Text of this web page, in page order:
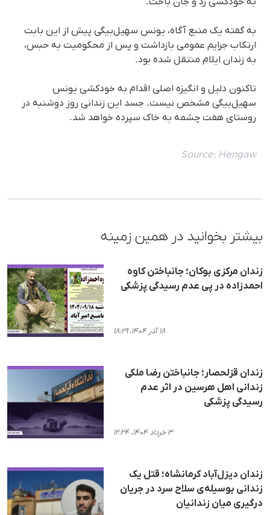
به گفته یک منبع آگاه، یونس سهیل‌بیگی پیش از این بابت
ارتکاب جرایم عمومی بازداشت و پس از محکومیت به حبس،
به زندان ایلام منتقل شده بود.
تاکنون دلیل و انگیزه اصلی اقدام به خودکشی یونس
سهیل‌بیگی مشخص نیست. جسد این زندانی روز دوشنبه در
روستای هفت چشمه به خاک سپرده خواهد شد.
Source: Hengaw
بیشتر بخوانید در همین زمینه
زندان مرکزی بوکان؛ جانباختن کاوە
احمدزادە در پی عدم رسیدگی پزشکی
۱۸ آذر ۱۴۰۴، ۱۸:۲۹
زندان قزلحصار؛ جانباختن رضا ملکی
زندانی اهل هرسین در اثر عدم
رسیدگی پزشکی
۳ خرداد ۱۴۰۴، ۱۲:۲۴
زندان دیزل‌آباد کرمانشاه؛ قتل یک
زندانی بوسیلەی سلاح سرد در جریان
درگیری میان زندانیان